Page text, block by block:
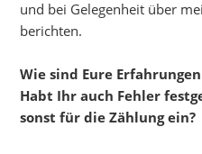
und bei Gelegenheit über
berichten.
Wie sind Eure
Habt Ihr auch Fehler
sonst für die Zählung ein?